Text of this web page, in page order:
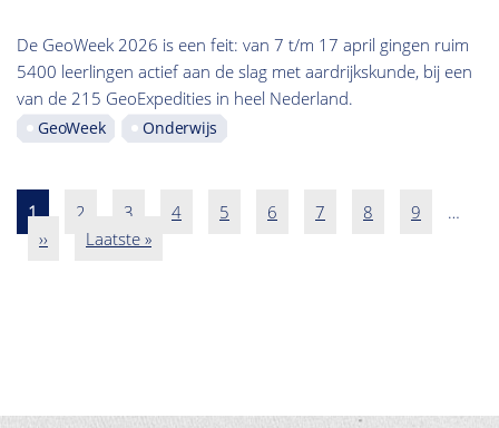
De GeoWeek 2026 is een feit: van 7 t/m 17 april gingen ruim
5400 leerlingen actief aan de slag met aardrijkskunde, bij een
van de 215 GeoExpedities in heel Nederland.
GeoWeek Onderwijs
Paginatie
Pagina
1 Pagina
2 Pagina
3 Pagina
4 Pagina
5 Pagina
6 Pagina
7 Pagina
8 Pagina
9
…
Volgende
››
Laatste
Laatste »